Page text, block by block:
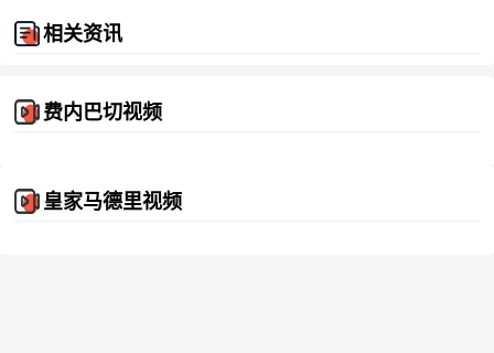
相关资讯
费内巴切视频
皇家马德里视频